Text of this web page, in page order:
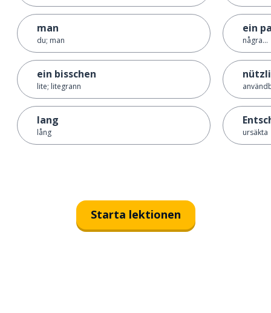
man
du; man
ein bisschen
lite; litegrann
lang
lång
ein
några...
ursäkta
Starta lektionen